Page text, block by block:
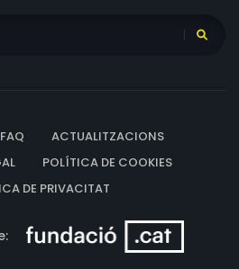
FAQ
ACTUALITZACIONS
POLÍTICA DE COOKIES
DE PRIVACITAT